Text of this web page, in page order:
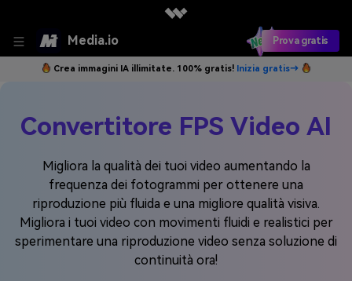
Media.io Prova gratis
Crea immagini IA illimitate. 100% gratis! Inizia gratis→
Convertitore FPS Video AI
Migliora la qualità dei tuoi video aumentando la
frequenza dei fotogrammi per ottenere una
riproduzione più fluida e una migliore qualità visiva.
Migliora i tuoi video con movimenti fluidi e realistici per
sperimentare una riproduzione video senza soluzione di
continuità ora!